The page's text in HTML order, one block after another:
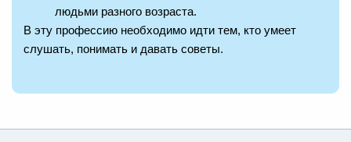
людьми разного возраста.
В эту профессию необходимо идти тем, кто умеет
слушать, понимать и давать советы.